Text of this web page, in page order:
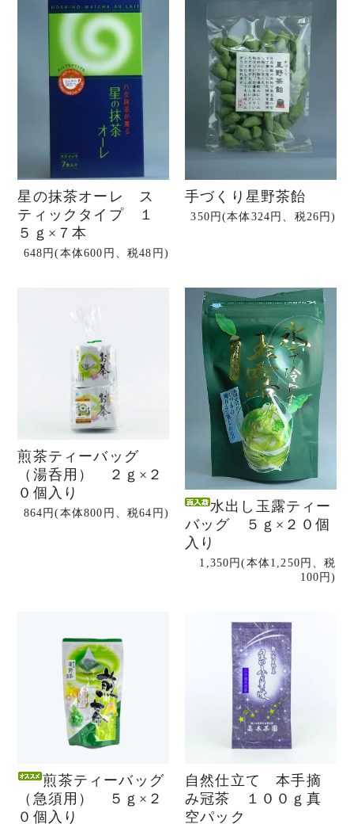
星の抹茶オーレ ス
ティックタイプ １
５ｇ×７本
648円(本体600円、税48円)
手づくり星野茶飴
350円(本体324円、税26円)
煎茶ティーバッグ
（湯呑用） ２ｇ×２
０個入り
864円(本体800円、税64円)
水出し玉露ティー
バッグ ５ｇ×２０個
入り
1,350円(本体1,250円、税
100円)
煎茶ティーバッグ
（急須用） ５ｇ×２
０個入り
自然仕立て 本手摘
み冠茶 １００ｇ真
空パック